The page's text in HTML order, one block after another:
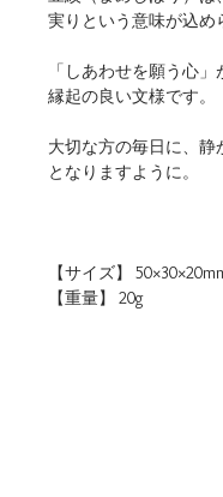
実りという意味が込め
「しあわせを願う心」
縁起の良い文様です。
大切な方の毎日に、静
となりますように。
【サイズ】
【重量】 20g